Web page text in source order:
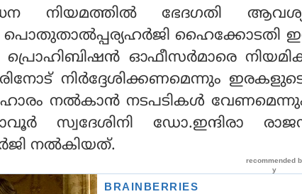
നിയമത്തിൽ ഭേദഗതി
ഹൈക്കോടതി
പ്രൊഹിബിഷൻ ഓഫീസർമാരെ
നിർദ്ദേശിക്കണമെന്നും
നൽകാൻ നടപടികൾ
സ്വദേശിനി ഡോ.ഇന്ദിരാ
നൽകിയത്.